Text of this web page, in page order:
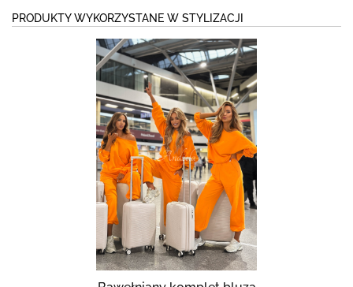
PRODUKTY WYKORZYSTANE W STYLIZACJI